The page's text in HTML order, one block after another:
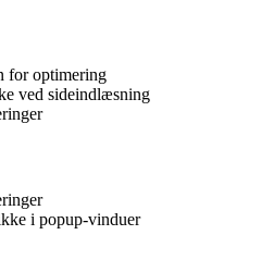
for optimering
ved sideindlæsning
i popup-vinduer